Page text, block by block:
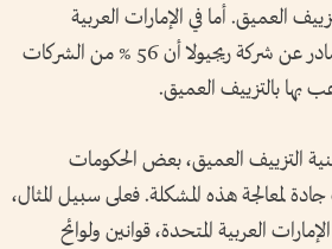
العميق. أما في الإمارات العربية
المتحدة، فقد أشار تقرير صادر عن شركة ريجيولا أن 56 % من الشركات
بها بالتزييف العميق.
التزييف العميق، بعض الحكومات
لمعالجة هذه المشكلة. فعلى سبيل المثال،
العربية المتحدة، قوانين ولوائح